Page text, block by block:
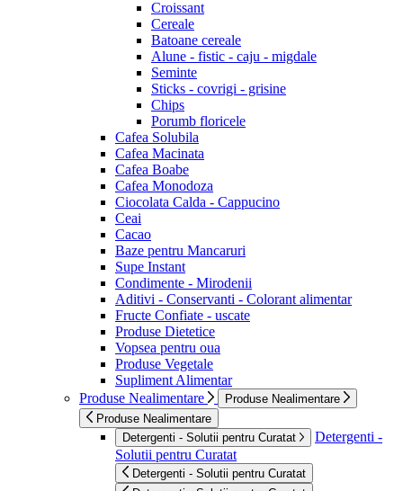
Croissant
Cereale
Batoane cereale
Alune - fistic - caju - migdale
Seminte
Sticks - covrigi - grisine
Chips
Porumb floricele
Cafea Solubila
Cafea Macinata
Cafea Boabe
Cafea Monodoza
Ciocolata Calda - Cappucino
Ceai
Cacao
Baze pentru Mancaruri
Supe Instant
Condimente - Mirodenii
Aditivi - Conservanti - Colorant alimentar
Fructe Confiate - uscate
Produse Dietetice
Vopsea pentru oua
Produse Vegetale
Supliment Alimentar
Produse Nealimentare
Produse Nealimentare
Produse Nealimentare
Detergenti - Solutii pentru Curatat
Detergenti -
Solutii pentru Curatat
Detergenti - Solutii pentru Curatat